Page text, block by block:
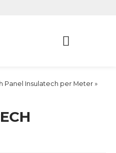
Panel Insulatech per Meter »